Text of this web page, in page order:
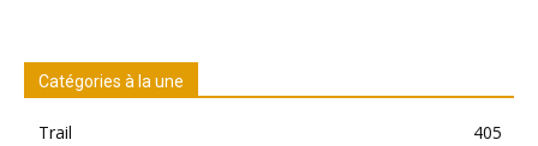
Catégories à la une
Trail
405